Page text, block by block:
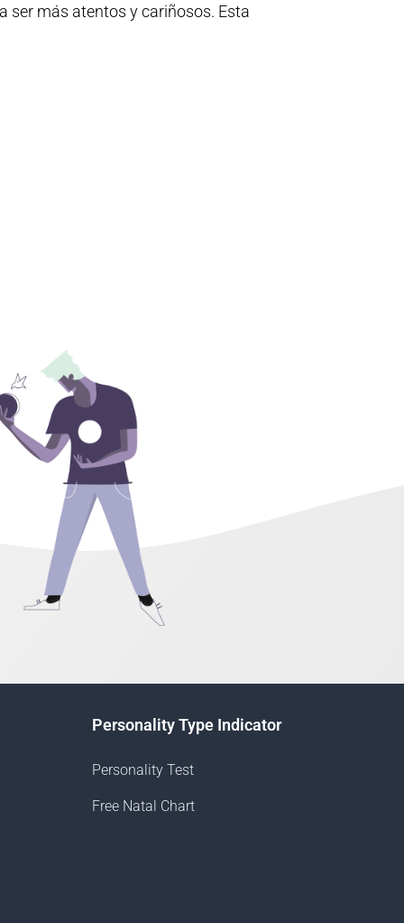
ser más atentos y cariñosos. Esta
Personality Type Indicator
Personality Test
Free Natal Chart